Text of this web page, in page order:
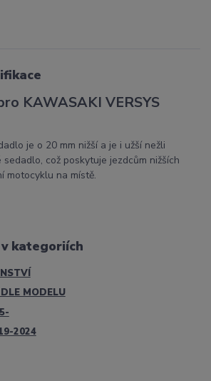
KAWASAKI VERSYS
je o 20 mm nižší a je i užší nežli
což poskytuje jezdcům nižších
motocyklu na místě.
kategoriích
MODELU
2024